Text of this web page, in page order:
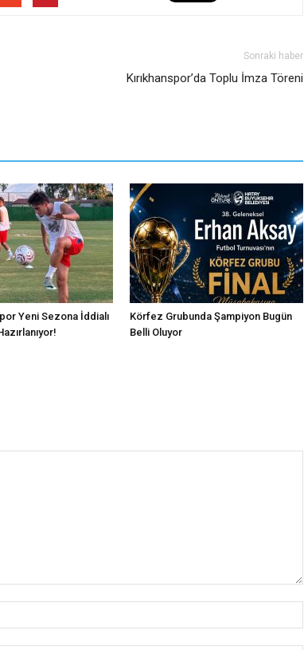
Sonraki haber
Kırıkhanspor’da Toplu İmza Töreni
Yeni Sezona İddialı
Körfez Grubunda Şampiyon Bugün
Belli Oluyor